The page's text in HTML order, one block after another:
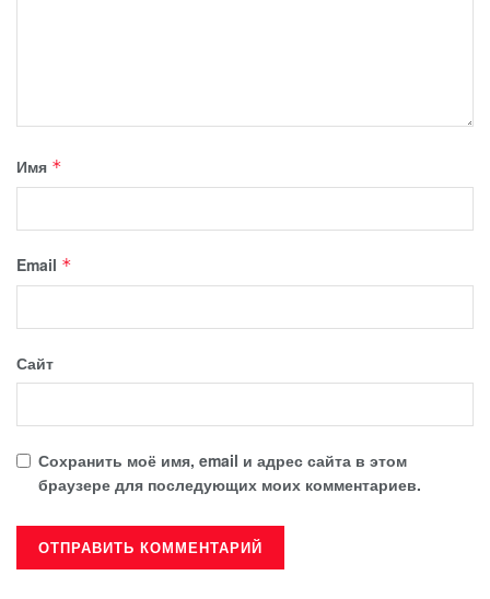
Имя *
Email *
Сайт
Сохранить моё имя, email и адрес сайта в этом
браузере для последующих моих комментариев.